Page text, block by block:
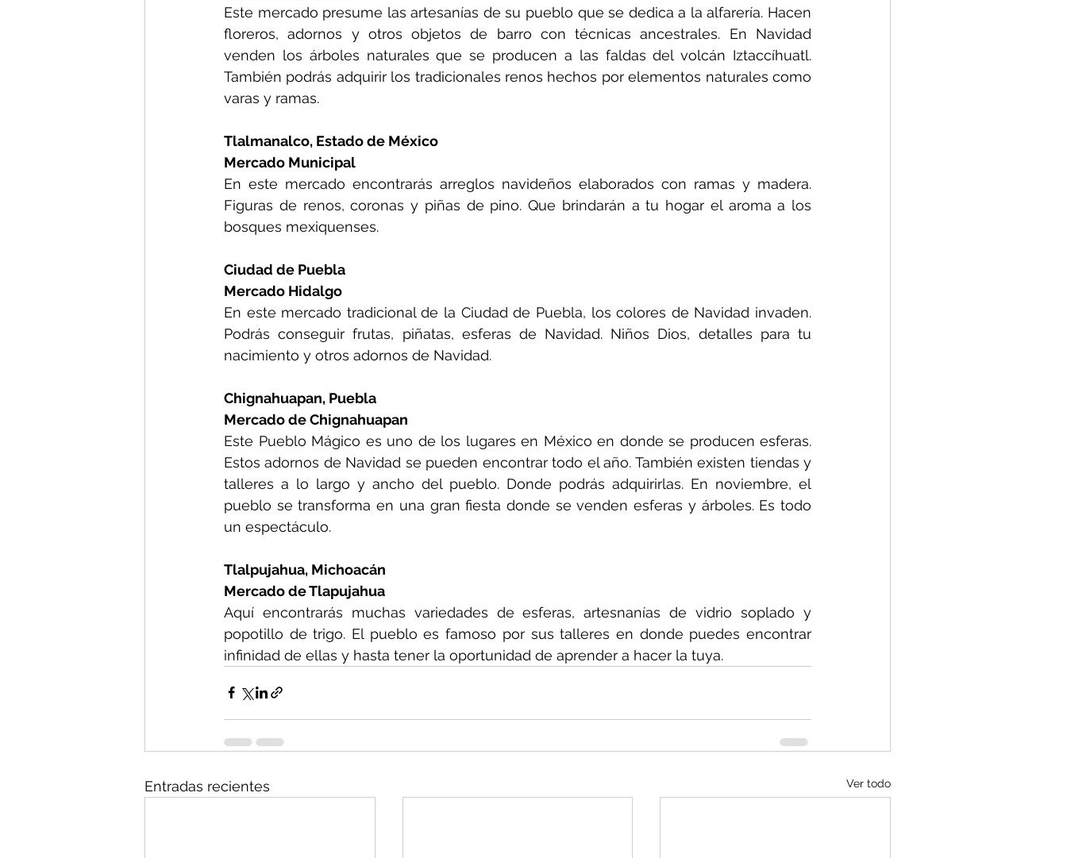
Este mercado presume las artesanías de su pueblo que se dedica a la alfarería. Hacen
floreros, adornos y otros objetos de barro con técnicas ancestrales. En Navidad
venden los árboles naturales que se producen a las faldas del volcán Iztaccíhuatl.
También podrás adquirir los tradicionales renos hechos por elementos naturales como
varas y ramas.
Tlalmanalco, Estado de México
Mercado Municipal
En este mercado encontrarás arreglos navideños elaborados con ramas y madera.
Figuras de renos, coronas y piñas de pino. Que brindarán a tu hogar el aroma a los
bosques mexiquenses.
Ciudad de Puebla
Mercado Hidalgo
En este mercado tradicional de la Ciudad de Puebla, los colores de Navidad invaden.
Podrás conseguir frutas, piñatas, esferas de Navidad. Niños Dios, detalles para tu
nacimiento y otros adornos de Navidad.
Chignahuapan, Puebla
Mercado de Chignahuapan
Este Pueblo Mágico es uno de los lugares en México en donde se producen esferas.
Estos adornos de Navidad se pueden encontrar todo el año. También existen tiendas y
talleres a lo largo y ancho del pueblo. Donde podrás adquirirlas. En noviembre, el
pueblo se transforma en una gran fiesta donde se venden esferas y árboles. Es todo
un espectáculo.
Tlalpujahua, Michoacán
Mercado de Tlapujahua
Aquí encontrarás muchas variedades de esferas, artesnanías de vidrio soplado y
popotillo de trigo. El pueblo es famoso por sus talleres en donde puedes encontrar
infinidad de ellas y hasta tener la oportunidad de aprender a hacer la tuya.
Entradas recientes Ver todo